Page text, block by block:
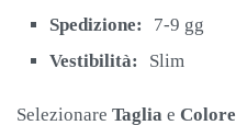
Spedizione:
7-9 gg
Vestibilità:
Slim
Selezionare Taglia e Colore